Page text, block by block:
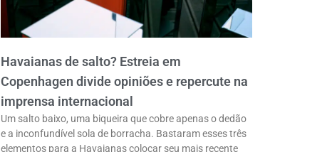
Havaianas de salto? Estreia em
Copenhagen divide opiniões e repercute na
imprensa internacional
Um salto baixo, uma biqueira que cobre apenas o dedão
e a inconfundível sola de borracha. Bastaram esses três
elementos para a Havaianas colocar seu mais recente